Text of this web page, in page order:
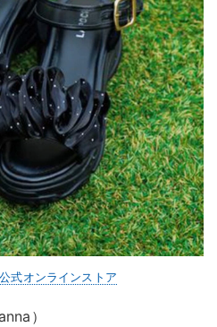
式オンラインストア
）